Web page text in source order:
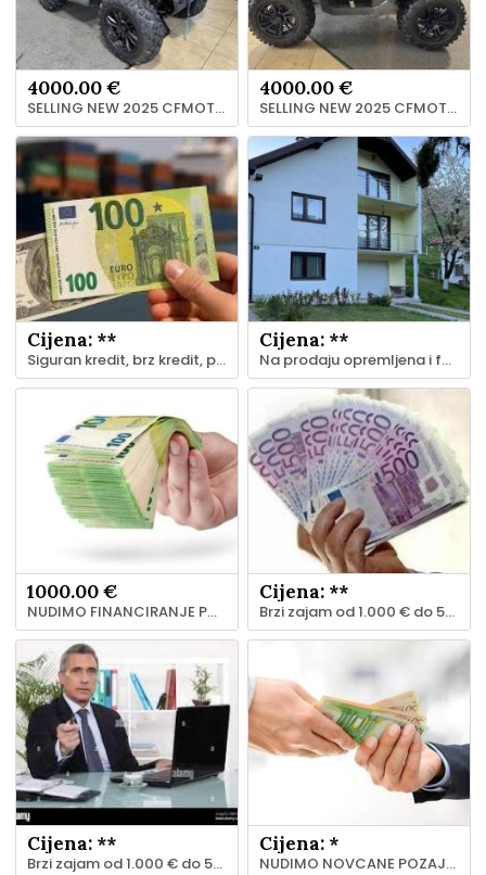
4000.00 €
SELLING NEW 2025 CFMOTO CFORCE 800 Touring
4000.00 €
SELLING NEW 2025 CFMOTO CFORCE 800 Touring
Cijena: **
Siguran kredit, brz kredit, pouzdan KREDIT ponuda
Cijena: **
Na prodaju opremljena i funkcionalna porodična kuca Koprivnica 17, Kakanj.
1000.00 €
NUDIMO FINANCIRANJE POZAJMICE GARANCIJE U JEDAN SATI
Cijena: **
Brzi zajam od 1.000 € do 500.000.000 € u 48 sati.
Cijena: **
Brzi zajam od 1.000 € do 500.000.000 € u 48 sati.
Cijena: *
NUDIMO NOVCANE POZAJMICE